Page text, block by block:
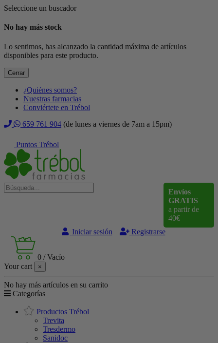
Seleccione un buscador
No hay más stock
Lo sentimos, has alcanzado la cantidad máxima de artículos
disponibles para este producto.
Cerrar
¿Quiénes somos?
Nuestras farmacias
Conviértete en Trébol
659 761 904 (de lunes a viernes de 7am a 15pm)
Puntos Trébol
Envíos
GRATIS
a partir de
40€
Iniciar sesión
Registrarse
0 /Vacío
Your cart
×
No hay más artículos en su carrito
Categorías
Productos Trébol
Trevita
Tresdermo
Sanidoc